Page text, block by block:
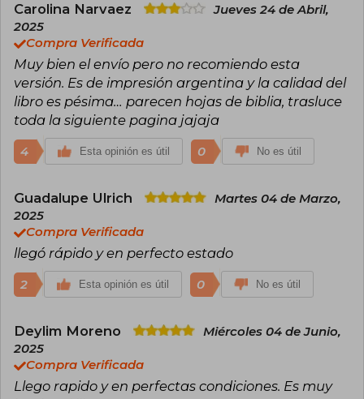
Carolina Narvaez
Jueves 24 de Abril,
2025
Compra Verificada
Muy bien el envío pero no recomiendo esta
versión. Es de impresión argentina y la calidad del
libro es pésima… parecen hojas de biblia, trasluce
toda la siguiente pagina jajaja
4 Esta opinión es útil 0 No es útil
Guadalupe Ulrich
Martes 04 de Marzo,
2025
Compra Verificada
llegó rápido y en perfecto estado
2 Esta opinión es útil 0 No es útil
Deylim Moreno
Miércoles 04 de Junio,
2025
Compra Verificada
Llego rapido y en perfectas condiciones. Es muy